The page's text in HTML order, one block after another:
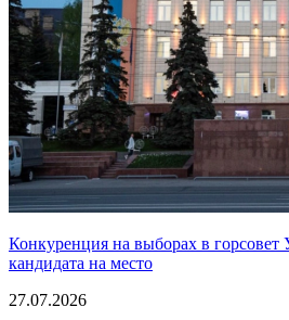
Конкуренция на выборах в горсовет
кандидата на место
27.07.2026